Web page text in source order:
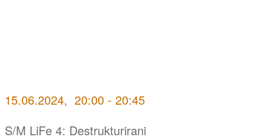
15.06.2024, 20:00 - 20:45
S/M LiFe 4: Destrukturirani